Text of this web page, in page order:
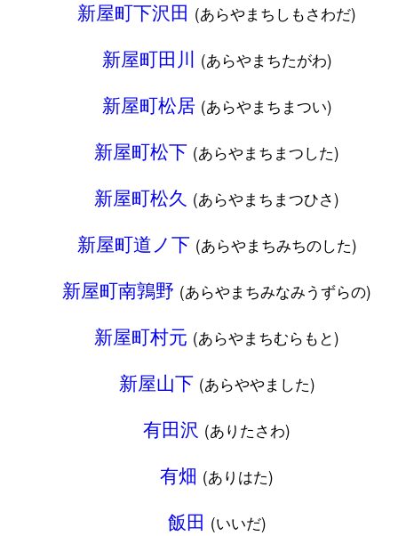
新屋町下沢田 (あらやまちしもさわだ)
新屋町田川 (あらやまちたがわ)
新屋町松居 (あらやまちまつい)
新屋町松下 (あらやまちまつした)
新屋町松久 (あらやまちまつひさ)
新屋町道ノ下 (あらやまちみちのした)
新屋町南鶉野 (あらやまちみなみうずらの)
新屋町村元 (あらやまちむらもと)
新屋山下 (あらややました)
有田沢 (ありたさわ)
有畑 (ありはた)
飯田 (いいだ)